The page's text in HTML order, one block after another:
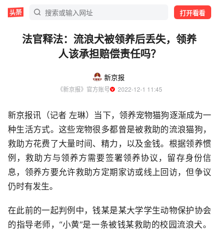
打开看看
法官释法：流浪犬被领养后丢失，领养
人该承担赔偿责任吗？
新京报
《新京报》官方账号
  2022-12-1 11:45
新京报讯（记者 左琳）当下，领养宠物猫狗逐渐成为一
种生活方式。这些宠物很多都曾是被救助的流浪猫狗，
救助方花费了大量时间、精力，以及金钱。根据领养惯
例，救助方与领养方需要签署领养协议，留存身份信
息，领养方要允许救助方定期家访或线上回访，但争议
仍时有发生。
在此前的一起判例中，钱某是某大学学生动物保护协会
的指导老师，“小黄”是一条被钱某救助的校园流浪犬。